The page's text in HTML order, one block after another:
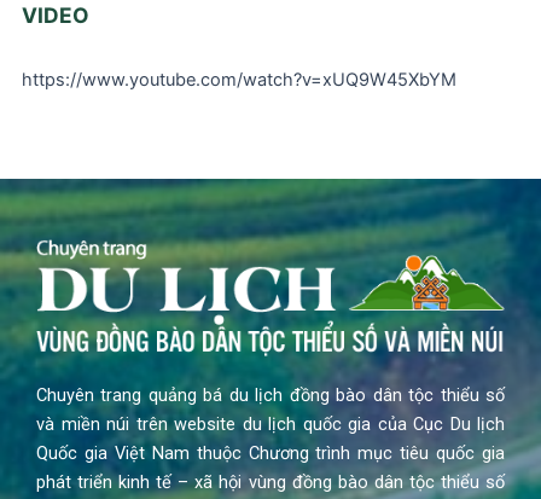
VIDEO
https://www.youtube.com/watch?v=xUQ9W45XbYM
Chuyên trang quảng bá du lịch đồng bào dân tộc thiểu số
và miền núi trên website du lịch quốc gia của Cục Du lịch
Quốc gia Việt Nam thuộc Chương trình mục tiêu quốc gia
phát triển kinh tế – xã hội vùng đồng bào dân tộc thiểu số